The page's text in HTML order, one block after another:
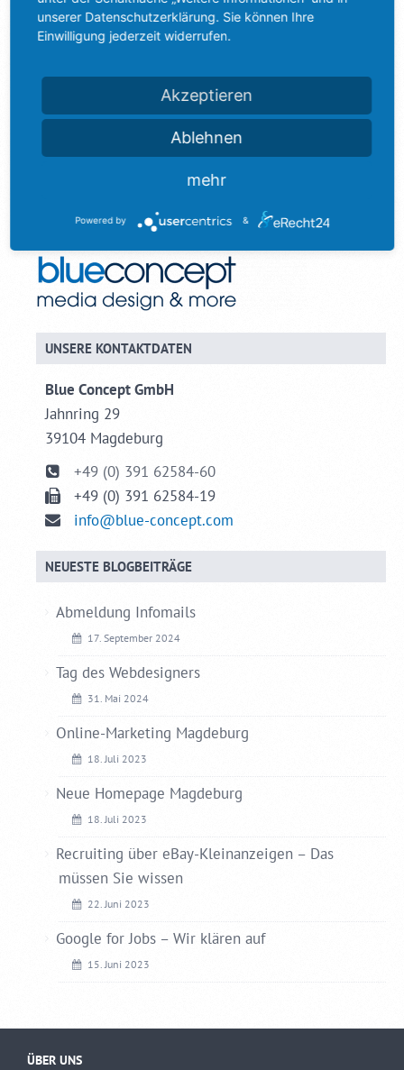
20. April 2023
UNSERE KONTAKTDATEN
Blue Concept GmbH
Jahnring 29
39104 Magdeburg
+49 (0) 391 62584-60
+49 (0) 391 62584-19
info@blue-concept.com
NEUESTE BLOGBEITRÄGE
Abmeldung Infomails
17. September 2024
Tag des Webdesigners
31. Mai 2024
Online-Marketing Magdeburg
18. Juli 2023
Neue Homepage Magdeburg
18. Juli 2023
Recruiting über eBay-Kleinanzeigen – Das
müssen Sie wissen
22. Juni 2023
Google for Jobs – Wir klären auf
15. Juni 2023
ÜBER UNS
unserer Datenschutzerklärung. Sie können Ihre
Einwilligung jederzeit widerrufen.
Akzeptieren
Ablehnen
mehr
Powered by &